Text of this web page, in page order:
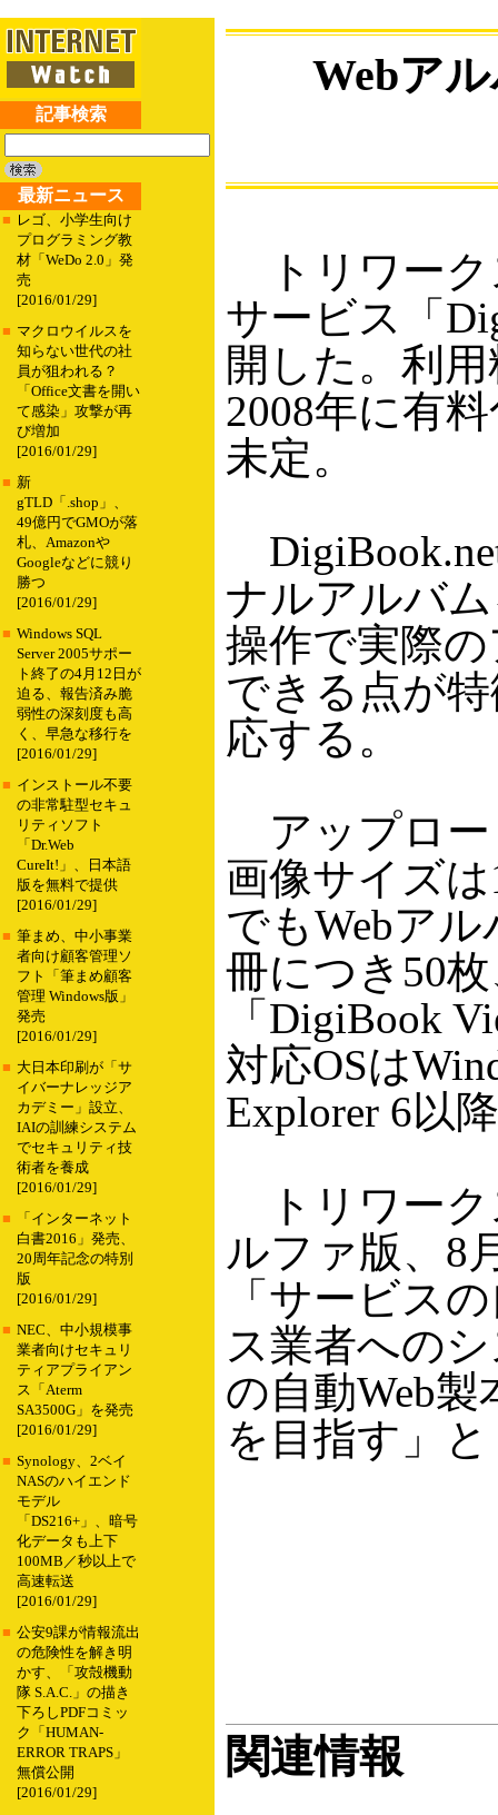
記事検索
最新ニュース
■ レゴ、小学生向け
プログラミング教
材「WeDo 2.0」発
売
[2016/01/29]
■ マクロウイルスを
知らない世代の社
員が狙われる？
「Office文書を開い
て感染」攻撃が再
び増加
[2016/01/29]
■ 新
gTLD「.shop」、
49億円でGMOが落
札、Amazonや
Googleなどに競り
勝つ
[2016/01/29]
■ Windows SQL
Server 2005サポー
ト終了の4月12日が
迫る、報告済み脆
弱性の深刻度も高
く、早急な移行を
[2016/01/29]
■ インストール不要
の非常駐型セキュ
リティソフト
「Dr.Web
CureIt!」、日本語
版を無料で提供
[2016/01/29]
■ 筆まめ、中小事業
者向け顧客管理ソ
フト「筆まめ顧客
管理 Windows版」
発売
[2016/01/29]
■ 大日本印刷が「サ
イバーナレッジア
カデミー」設立、
IAIの訓練システム
でセキュリティ技
術者を養成
[2016/01/29]
■
「インターネット
白書2016」発売、
20周年記念の特別
版
[2016/01/29]
■ NEC、中小規模事
業者向けセキュリ
ティアプライアン
ス「Aterm
SA3500G」を発売
[2016/01/29]
■ Synology、2ベイ
NASのハイエンド
モデル
「DS216+」、暗号
化データも上下
100MB／秒以上で
高速転送
[2016/01/29]
■ 公安9課が情報流出
の危険性を解き明
かす、「攻殻機動
隊 S.A.C.」の描き
下ろしPDFコミッ
ク「HUMAN-
ERROR TRAPS」
無償公開
[2016/01/29]
Webア
トリワーク
サービス「
開した。利
2008年に有
未定。
ナルアルバ
操作で実際
できる点が
応する。
アップロー
画像サイズ
でもWebア
冊につき50
「DigiBook
対応OSは
Explorer 6以
トリワーク
ルファ版、8
「サービス
ス業者への
の自動Web
を目指す」
関連情報